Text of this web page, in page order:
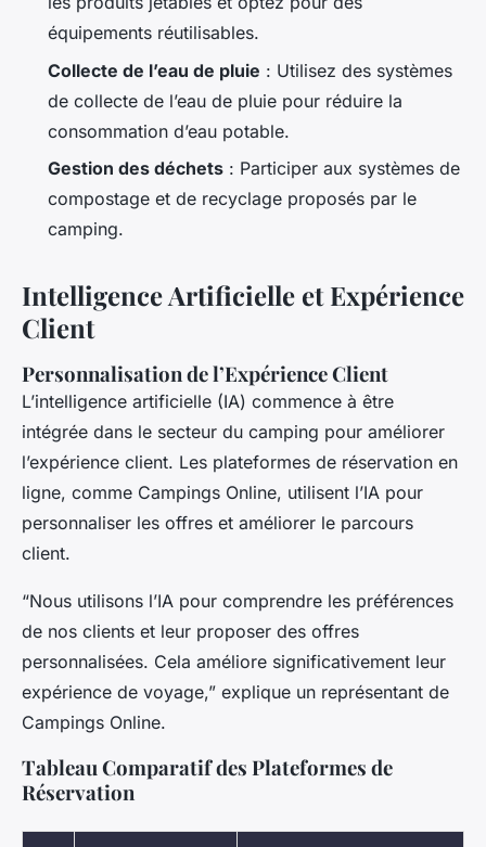
équipements réutilisables.
Collecte de l’eau de pluie : Utilisez des systèmes
de collecte de l’eau de pluie pour réduire la
consommation d’eau potable.
Gestion des déchets : Participer aux systèmes de
compostage et de recyclage proposés par le
camping.
Intelligence Artificielle et Expérience
Client
Personnalisation de l’Expérience Client
L’intelligence artificielle (IA) commence à être
intégrée dans le secteur du camping pour améliorer
l’expérience client. Les plateformes de réservation en
ligne, comme Campings Online, utilisent l’IA pour
personnaliser les offres et améliorer le parcours
client.
“Nous utilisons l’IA pour comprendre les préférences
de nos clients et leur proposer des offres
personnalisées. Cela améliore significativement leur
expérience de voyage,” explique un représentant de
Campings Online.
Tableau Comparatif des Plateformes de
Réservation